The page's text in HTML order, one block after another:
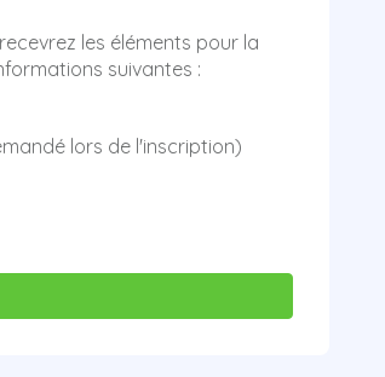
les éléments pour la
suivantes :
lors de l'inscription)